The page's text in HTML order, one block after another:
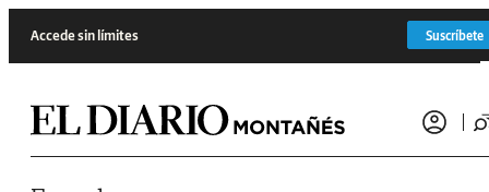
Accede sin límites Suscríbete